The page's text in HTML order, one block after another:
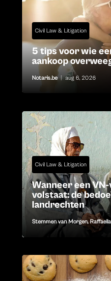
Civil Law & Litigation
5 tips voor wie
aankoop
Notaris.be | aug 6, 2026
Civil Law & Litigation
Wanneer een
volstaat: de
landrechten
Stemmen van Morgen,